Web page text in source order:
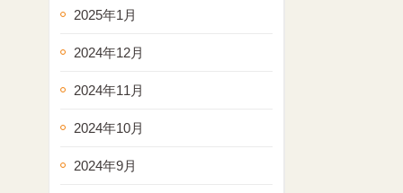
2025年1月
2024年12月
2024年11月
2024年10月
2024年9月